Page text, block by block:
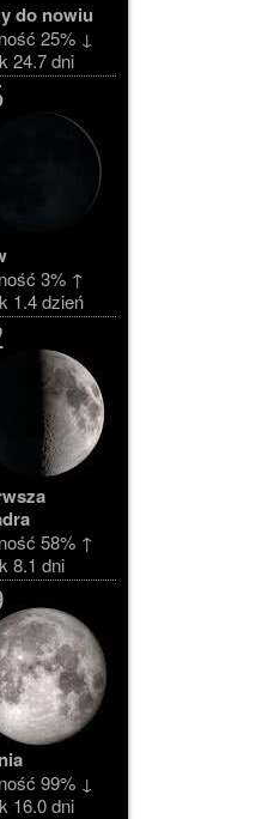
do nowiu
25% ↓
24.7 dni
3% ↑
1.4 dzień
58% ↑
8.1 dni
99% ↓
16.0 dni